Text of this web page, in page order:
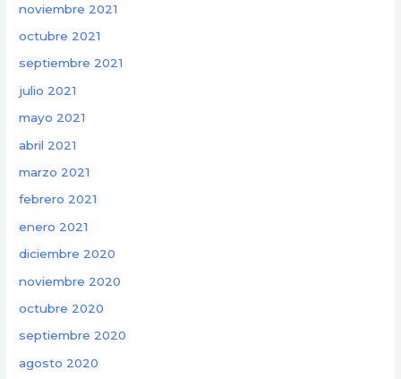
noviembre 2021
octubre 2021
septiembre 2021
julio 2021
mayo 2021
abril 2021
marzo 2021
febrero 2021
enero 2021
diciembre 2020
noviembre 2020
octubre 2020
septiembre 2020
agosto 2020